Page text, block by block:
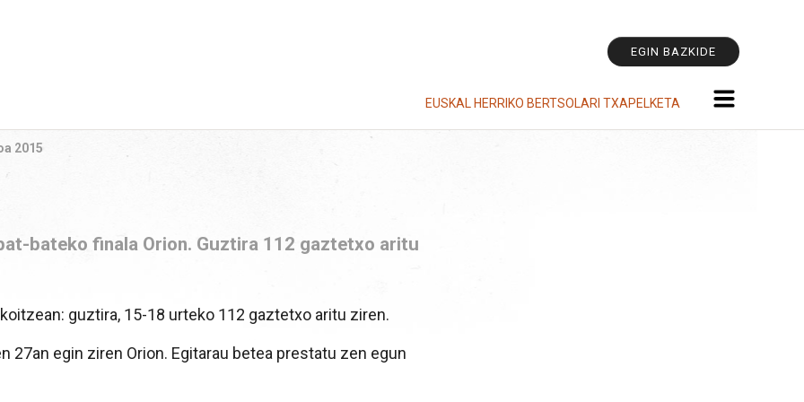
EGIN BAZKIDE
EUSKAL HERRIKO BERTSOLARI TXAPELKETA
2015
bateko finala Orion. Guztira 112 gaztetxo aritu
guztira, 15-18 urteko 112 gaztetxo aritu ziren.
27an egin ziren Orion. Egitarau betea prestatu zen egun